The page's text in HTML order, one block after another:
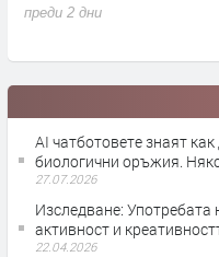
преди 2 дни
AI чатботовете знаят
биологични оръжия.
27.07.2026
Изследване:
активност и
22.04.2026